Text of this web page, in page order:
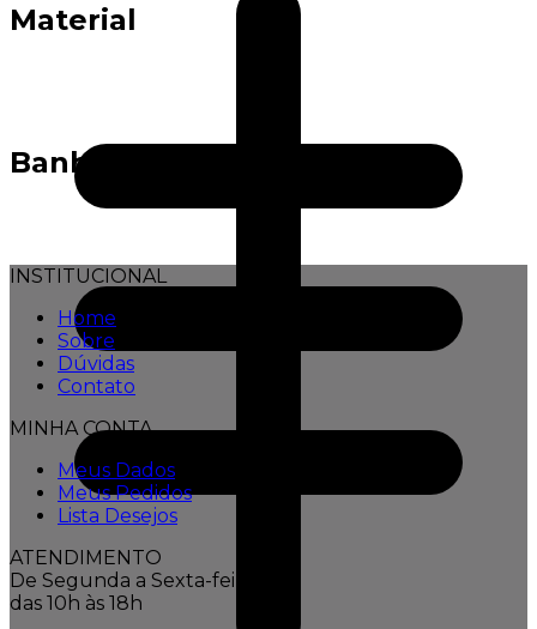
Material
Banho
INSTITUCIONAL
Home
Sobre
Dúvidas
Contato
MINHA CONTA
Meus Dados
Meus Pedidos
Lista Desejos
ATENDIMENTO
De Segunda a Sexta-feira,
das 10h às 18h